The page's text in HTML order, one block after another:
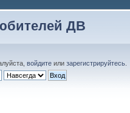
ДВ
войдите или зарегистрируйтесь